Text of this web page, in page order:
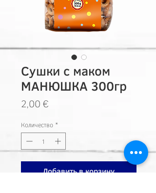
Сушки с маком
МАНЮШКА 300гр
2,00 €
Количество *
Добавить в корзину